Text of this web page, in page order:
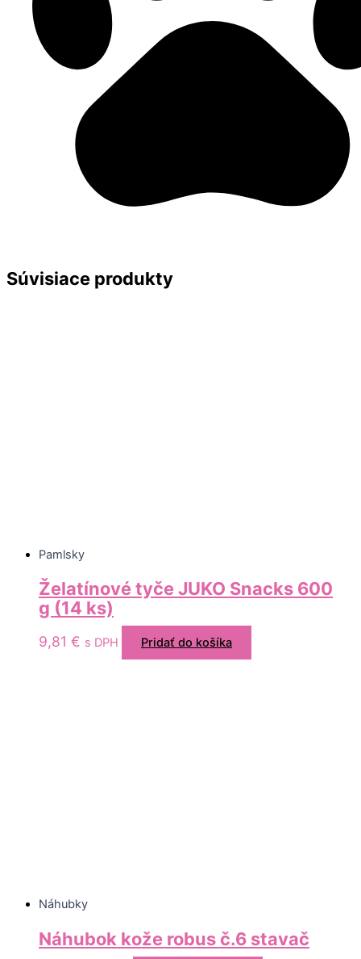
Súvisiace produkty
Pamlsky
Želatínové tyče JUKO Snacks 600
g (14 ks)
9,81 € s DPH Pridať do košíka
Náhubky
Náhubok kože robus č.6 stavač